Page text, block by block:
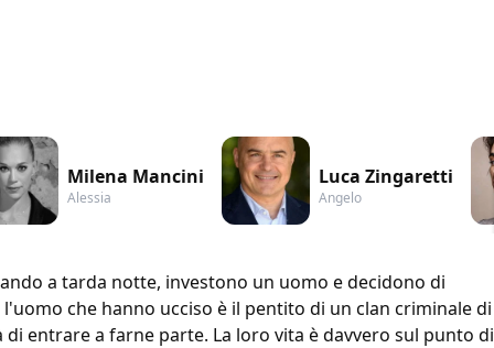
Milena Mancini
Alessia
Luca Zingaretti
Angelo
a tarda notte, investono un uomo e decidono di
che hanno ucciso è il pentito di un clan criminale di
entrare a farne parte. La loro vita è davvero sul punto di